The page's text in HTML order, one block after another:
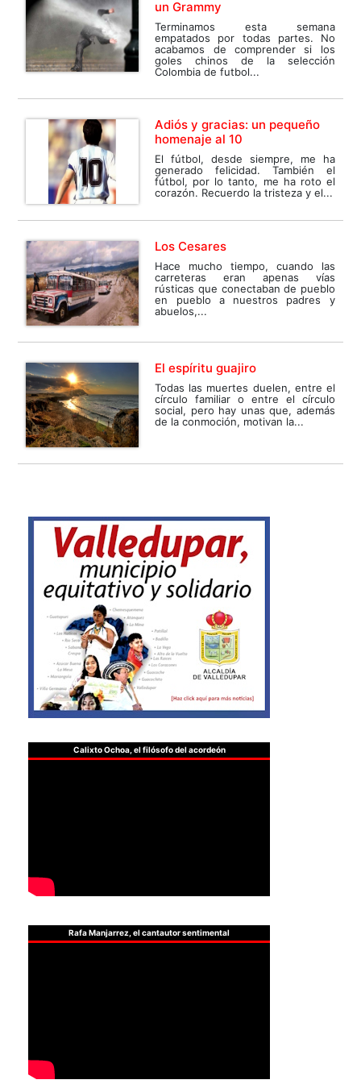
un Grammy
Terminamos esta semana
empatados por todas partes. No
acabamos de comprender si los
goles chinos de la selección
Colombia de futbol...
Adiós y gracias: un pequeño
homenaje al 10
El fútbol, desde siempre, me ha
generado felicidad. También el
fútbol, por lo tanto, me ha roto el
corazón. Recuerdo la tristeza y el...
Los Cesares
Hace mucho tiempo, cuando las
carreteras eran apenas vías
rústicas que conectaban de pueblo
en pueblo a nuestros padres y
abuelos,...
El espíritu guajiro
Todas las muertes duelen, entre el
círculo familiar o entre el círculo
social, pero hay unas que, además
de la conmoción, motivan la...
Calixto Ochoa, el filósofo del acordeón
Rafa Manjarrez, el cantautor sentimental